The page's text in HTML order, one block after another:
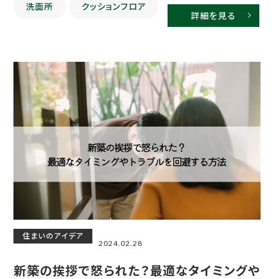
洗面所
クッションフロア
詳細を見る
住まいのアイデア
2024.02.28
新築の挨拶で怒られた？最適なタイミングや